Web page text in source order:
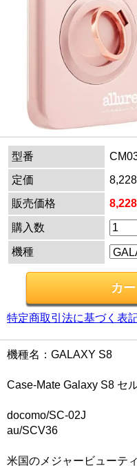
型番
定価
販売価格
購入数
機種
特定商取引法に基づく表
機種名：GALAXY S8
Case-Mate Galaxy S8 セ
docomo/SC-02J
au/SCV36
米国のメジャービューテ